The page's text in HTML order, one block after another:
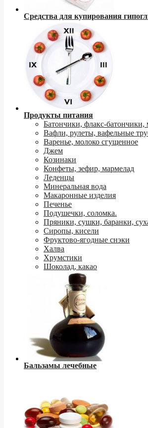
Средства для купирования
Продукты питания
Батончики, флакс-
Вафли, рулеты, вафельные
Варенье, молоко сгущенное
Джем
Козинаки
Конфеты, зефир, мармелад
Леденцы
Минеральная вода
Макаронные изделия
Печенье
Подушечки, соломка.
Пряники, сушки, баранки,
Сиропы, кисели
Фруктово-ягодные снэки
Халва
Хрумстики
Шоколад, какао
Бальзамы лечебные